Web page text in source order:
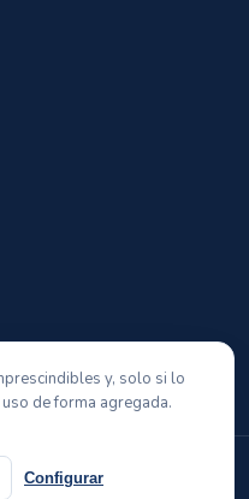
y, solo si lo
de forma agregada.
Configurar